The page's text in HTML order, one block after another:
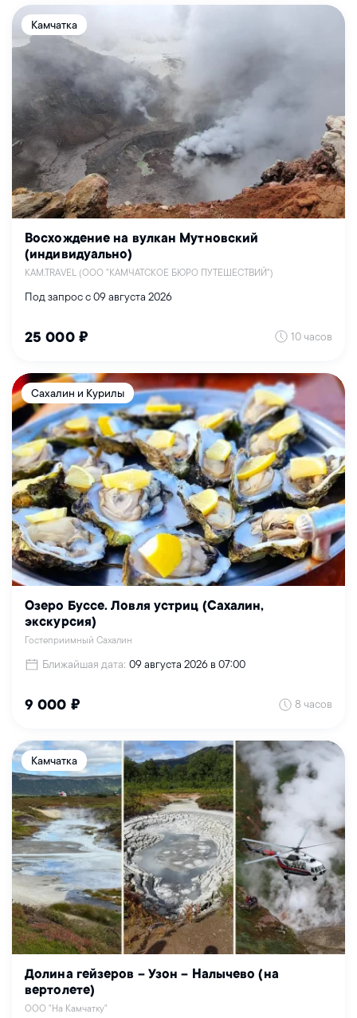
Камчатка
Восхождение на вулкан Мутновский
(индивидуально)
KAM.TRAVEL (ООО "КАМЧАТСКОЕ БЮРО ПУТЕШЕСТВИЙ")
Под запрос с 09 августа 2026
25 000 ₽ 10 часов
Сахалин и Курилы
Озеро Буссе. Ловля устриц (Сахалин,
экскурсия)
Гостеприимный Сахалин
Ближайшая дата: 09 августа 2026 в 07:00
9 000 ₽ 8 часов
Камчатка
Долина гейзеров – Узон – Налычево (на
вертолете)
ООО "На Камчатку"